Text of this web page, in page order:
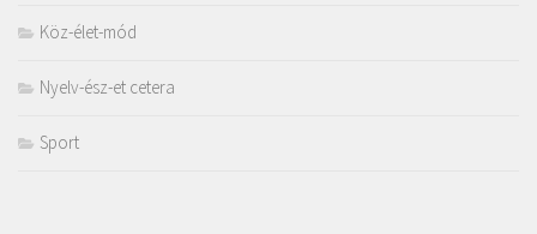
Köz-élet-mód
Nyelv-ész-et cetera
Sport